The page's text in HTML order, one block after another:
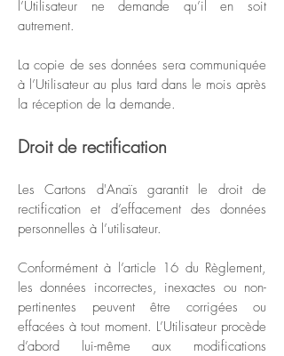
l’Utilisateur ne demande qu’il en soit
autrement.
La copie de ses données sera communiquée
à l’Utilisateur au plus tard dans le mois après
la réception de la demande.
Droit de rectification
Les Cartons d'Anaïs garantit le droit de
rectification et d’effacement des données
personnelles à l’utilisateur.
Conformément à l’article 16 du Règlement,
les données incorrectes, inexactes ou non-
pertinentes peuvent être corrigées ou
effacées à tout moment. L’Utilisateur procède
d’abord lui-même aux modifications